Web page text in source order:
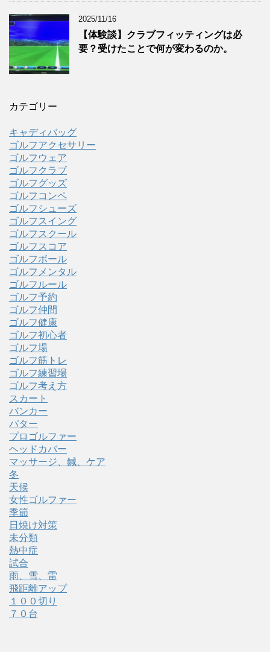
2025/11/16
【体験談】クラブフィッティングは必
要？受けたことで何が変わるのか。
カテゴリー
キャディバッグ
ゴルフアクセサリー
ゴルフウェア
ゴルフクラブ
ゴルフグッズ
ゴルフコンペ
ゴルフシューズ
ゴルフスイング
ゴルフスクール
ゴルフスコア
ゴルフボール
ゴルフメンタル
ゴルフルール
ゴルフ予約
ゴルフ仲間
ゴルフ健康
ゴルフ初心者
ゴルフ場
ゴルフ筋トレ
ゴルフ練習場
ゴルフ考え方
スカート
バンカー
パター
プロゴルファー
ヘッドカバー
マッサージ、鍼、ケア
冬
天候
女性ゴルファー
季節
日焼け対策
未分類
熱中症
試合
雨、雪、雷
飛距離アップ
１００切り
７０台